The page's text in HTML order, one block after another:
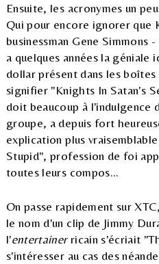
Ensuite, les acronymes un
Qui pour encore ignorer que
businessman Gene Simmons
a quelques années la
dollar présent dans les
signifier "Knights In Satan's
doit beaucoup à l'indulgence
groupe, a depuis fort
explication plus
Stupid", profession de foi
toutes leurs compos...
On passe rapidement sur
le nom d'un clip de Jimmy
l'entertainerricain s'écriait
s'intéresser au cas des